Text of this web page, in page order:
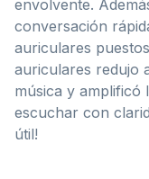
envolvente.
conversación
auriculares
auriculares redujo
música y amplificó
escuchar con
útil!